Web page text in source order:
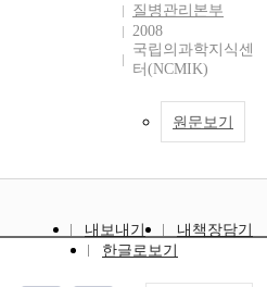
질병관리본부
2008
국립의과학지식센
터(NCMIK)
원문보기
내보내기
내책장담기
한글로보기